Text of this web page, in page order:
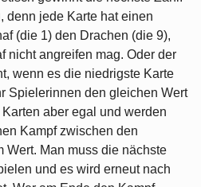
denn jede Karte hat einen
(die 1) den Drachen (die 9),
nicht angreifen mag. Oder der
wenn es die niedrigste Karte
Spielerinnen den gleichen Wert
aber egal und werden
Kampf zwischen den
Wert. Man muss die nächste
und es wird erneut nach